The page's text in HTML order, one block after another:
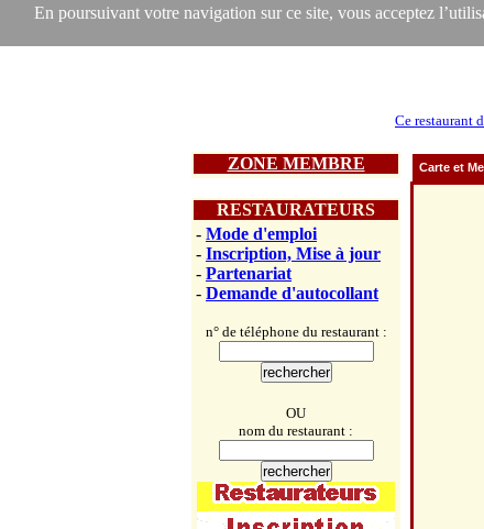
En poursuivant votre navigation sur ce site, vous acceptez
Ce restaurant
ZONE MEMBRE
RESTAURATEURS
- Mode d'emploi
- Inscription, Mise à jour
- Partenariat
- Demande d'autocollant
n° de téléphone du restaurant :
OU
nom du restaurant :
Carte et